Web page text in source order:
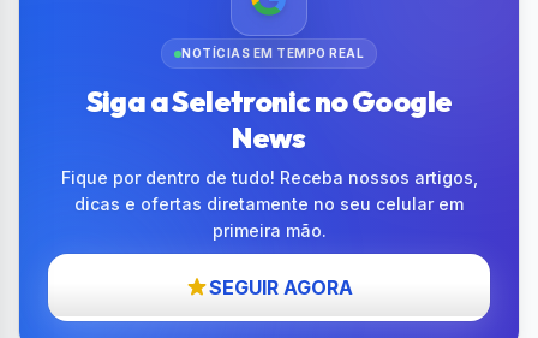
NOTÍCIAS EM TEMPO REAL
Siga a Seletronic no Google
News
Fique por dentro de tudo! Receba nossos artigos,
dicas e ofertas diretamente no seu celular em
primeira mão.
SEGUIR AGORA